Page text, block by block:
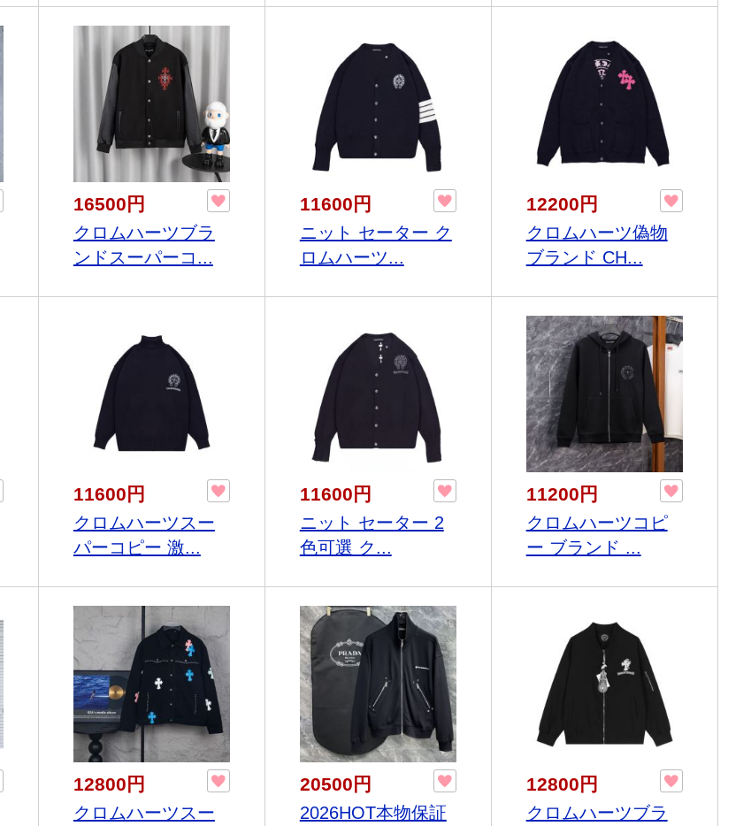
16500円
クロムハーツブラ
ンドスーパーコ...
11600円
ニット セーター ク
ロムハーツ...
12200円
クロムハーツ偽物
ブランド CH...
11600円
クロムハーツスー
パーコピー 激...
11600円
ニット セーター 2
色可選 ク...
11200円
クロムハーツコピ
ー ブランド ...
12800円
クロムハーツスー
20500円
2026HOT本物保証
12800円
クロムハーツブラ